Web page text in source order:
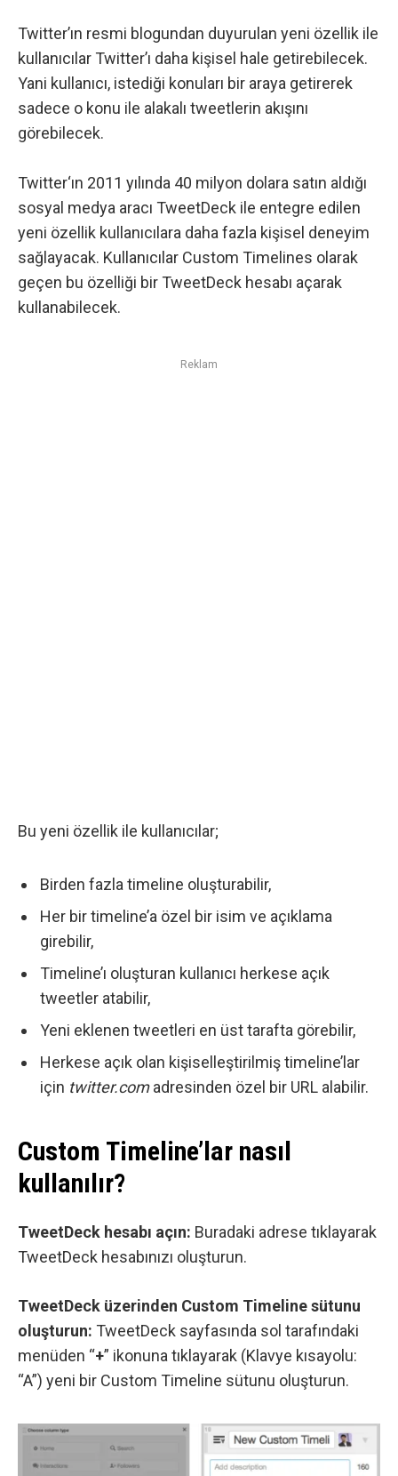
Twitter’ın resmi blogundan duyurulan yeni özellik ile
kullanıcılar Twitter’ı daha kişisel hale getirebilecek.
Yani kullanıcı, istediği konuları bir araya getirerek
sadece o konu ile alakalı tweetlerin akışını
görebilecek.
Twitter‘ın 2011 yılında 40 milyon dolara satın aldığı
sosyal medya aracı TweetDeck ile entegre edilen
yeni özellik kullanıcılara daha fazla kişisel deneyim
sağlayacak. Kullanıcılar Custom Timelines olarak
geçen bu özelliği bir TweetDeck hesabı açarak
kullanabilecek.
Reklam
Bu yeni özellik ile kullanıcılar;
Birden fazla timeline oluşturabilir,
Her bir timeline’a özel bir isim ve açıklama
girebilir,
Timeline’ı oluşturan kullanıcı herkese açık
tweetler atabilir,
Yeni eklenen tweetleri en üst tarafta görebilir,
Herkese açık olan kişiselleştirilmiş timeline’lar
için twitter.comadresinden özel bir URL alabilir.
Custom Timeline’lar nasıl
kullanılır?
TweetDeck hesabı açın: Buradaki adrese tıklayarak
TweetDeck hesabınızı oluşturun.
TweetDeck üzerinden Custom Timeline sütunu
oluşturun: TweetDeck sayfasında sol tarafındaki
menüden “+” ikonuna tıklayarak (Klavye kısayolu:
“A”) yeni bir Custom Timeline sütunu oluşturun.